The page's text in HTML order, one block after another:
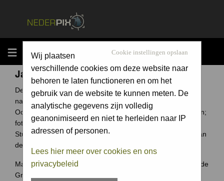
MENU Cookie instellingen opslaan
Wij plaatsen
verschillende cookies om deze website naar
behoren te laten functioneren en om het
gebruik van de website te kunnen meten. De
analytische gegevens zijn volledig
geanonimiseerd en niet te herleiden naar IP
adressen of personen.
Lees hier meer over cookies en ons
privacybeleid
Jaarcompetitie
De Groene Camera is een fotowedstrijd voor elke
natuurfotograaf uit Nederland en België.
Ook jouw foto archief bevat ongetwijfeld verborgen schatten;
foto's waar je trots op bent.
Stuur ze in en wie weet win jij de Groene Camera of een van
de vele andere prijzen.
Maak je je meeste foto's in Nederland of België? Dan past de
Groene Camera helemaal bij jou.